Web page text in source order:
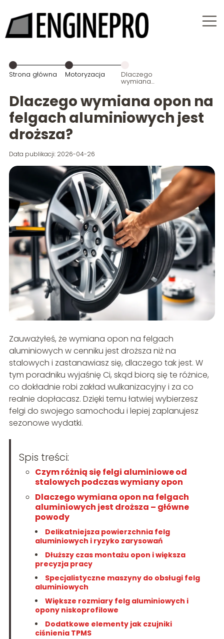
Strona główna Motoryzacja Dlaczego
wymiana
opon na
aluminiowych
jest droższa?
Dlaczego wymiana opon na
felgach aluminiowych jest
droższa?
Data publikacji: 2026-04-26
Zauważyłeś, że wymiana opon na felgach
aluminiowych w cenniku jest droższa niż na
stalowych i zastanawiasz się, dlaczego tak jest. W
tym poradniku wyjaśnię Ci, skąd biorą się te różnice,
co dokładnie robi zakład wulkanizacyjny i za co
realnie dopłacasz. Dzięki temu łatwiej wybierzesz
felgi do swojego samochodu i lepiej zaplanujesz
sezonowe wydatki.
Spis treści:
Czym różnią się felgi aluminiowe od
stalowych podczas wymiany opon
Dlaczego wymiana opon na felgach
aluminiowych jest droższa – główne
powody
Delikatniejsza powierzchnia felg
aluminiowych i ryzyko zarysowań
Dłuższy czas montażu opon i większa
precyzja pracy
Specjalistyczne maszyny do obsługi felg
aluminiowych
Większe rozmiary felg aluminiowych i
opony niskoprofilowe
Dodatkowe elementy jak czujniki
ciśnienia TPMS